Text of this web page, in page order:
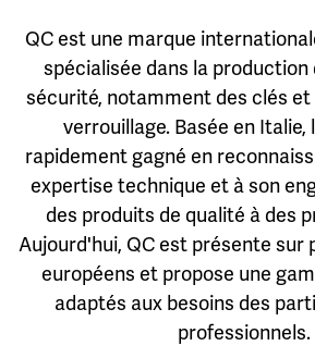
QC est une marque
spécialisée dans la production
sécurité, notamment des clés et
verrouillage. Basée en
rapidement gagné en
expertise technique et à son
des produits de qualité à des
Aujourd'hui, QC est présente sur
européens et propose une
adaptés aux besoins des
professionnels.